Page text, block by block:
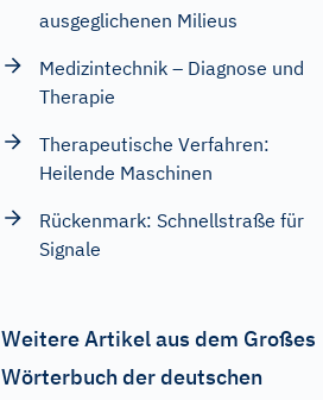
ausgeglichenen Milieus
Medizintechnik – Diagnose und
Therapie
Therapeutische Verfahren:
Heilende Maschinen
Rückenmark: Schnellstraße für
Signale
Weitere Artikel aus dem Großes
Wörterbuch der deutschen